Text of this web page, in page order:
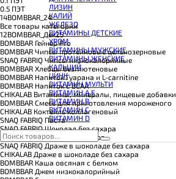
КРЕАТИН
ПОЛЕЗНЫЕ ЖИРЫ
ПРОТЕИН
ПРОТЕИНОВОЕ ПЕЧЕНЬЕ
ПРОТЕИНОВЫЕ БАТОНЧИКИ
ПРОТЕИНОВЫЕ КАШИ
ТЕСТОБУСТЕРЫ
ЦИТРУЛЛИН МАЛАТ
ПРЕДТРЕНИРОВОЧНЫЕ КОМПЛЕКСЫ
ЭНЕРГЕТИКИ И ЖИРОСЖИГАТЕЛИ#
ЛИЗИН
КАЛИЙ
ЖЕЛЕЗО
ВИТАМИНЫ ДЕТСКИЕ
ХРОМ
ВИТАМИНЫ МУЖСКИЕ
ВИТАМИНЫ ЖЕНСКИЕ
КАЛЬЦИЙ
ЦИНК
ВИТАМИН МУЛЬТИ
ВИТАМИН A E
ВИТАМИН B
ВИТАМИН C
ВИТАМИН D
0.5 ПЭТ
14BOMBBAR_24
Все товары категории
12BOMBBAR_Дек25
BOMBBAR Гейнер Pro
BOMBBAR Чипсы протеиновые цельнозерновые
SNAQ FABRIQ Чипсы низкокалорийные
BOMBBAR Хлебцы безглютеновые
BOMBBAR Напиток Гуарана и L-carnitine
BOMBBAR Напиток с BCAA
CHIKALAB Витамины, минералы, пищевые добавки
BOMBBAR Смесь для приготовления мороженого
CHIKALAB Коктейль коллагеновый
SNAQ FABRIQ Паста
SNAQ FABRIQ Шоколад без сахара
CHIKALAB Шоколад без сахара
SNAQ FABRIQ Драже в шоколаде без сахара
CHIKALAB Драже в шоколаде без сахара
BOMBBAR Каша овсяная с белком
BOMBBAR Джем низкокалорийный